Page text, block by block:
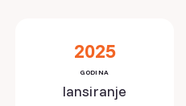
2025
GODINA
lansiranje